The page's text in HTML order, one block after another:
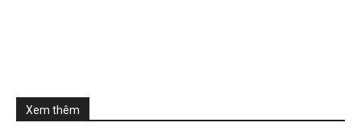
Xem thêm